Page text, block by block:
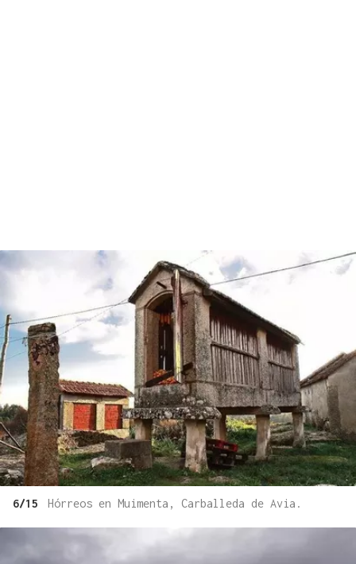
6/15 Hórreos en Muimenta, Carballeda de Avia.